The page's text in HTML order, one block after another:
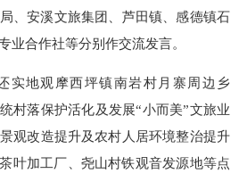
、安溪文旅集团、芦田镇、感德镇石
业合作社等分别作交流发言。
地观摩西坪镇南岩村月寨周边乡
村落保护活化及发展“小而美”文旅业
观改造提升及农村人居环境整治提升
叶加工厂、尧山村铁观音发源地等点